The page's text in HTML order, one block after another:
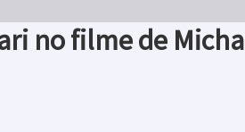
no filme de